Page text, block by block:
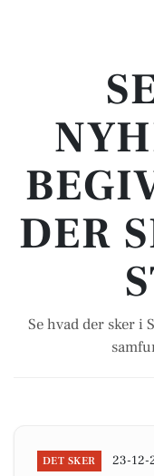
DER
Se hvad der sker i
DET SKER 23-12-